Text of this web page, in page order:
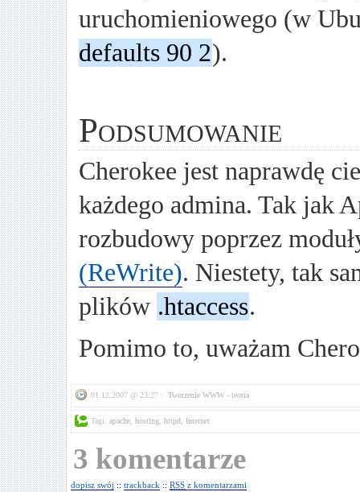
uruchomieniowego (w
defaults 90 2).
Podsumowanie
Cherokee jest naprawdę
każdego admina. Tak jak
rozbudowy poprzez
(ReWrite). Niestety, tak
plików .htaccess.
Pomimo to, uważam
01.12.2007 @ 23:27 ::Tworzenie WWW - teoria
Tagi:apache ,hosting ,httpd Internet
3 komentarze
dopisz swój ::trackback ::RSS z komentarzami